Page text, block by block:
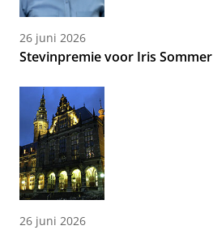
26 juni 2026
Stevinpremie voor Iris Sommer
26 juni 2026